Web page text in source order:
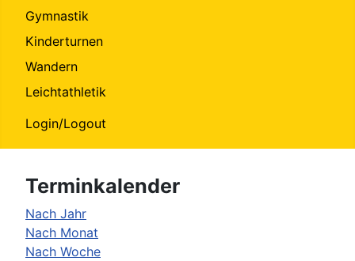
Gymnastik
Kinderturnen
Wandern
Leichtathletik
Login/Logout
Terminkalender
Nach Jahr
Nach Monat
Nach Woche